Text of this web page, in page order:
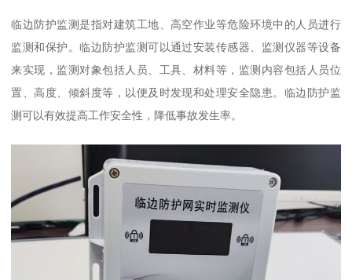
临边防护监测是指对建筑工地、高空作业等危险环境中的人员进行
监测和保护。临边防护监测可以通过安装传感器、监测仪器等设备
来实现，监测对象包括人员、工具、材料等，监测内容包括人员位
置、高度、倾斜度等，以便及时发现和处理安全隐患。临边防护监
测可以有效提高工作安全性，降低事故发生率。